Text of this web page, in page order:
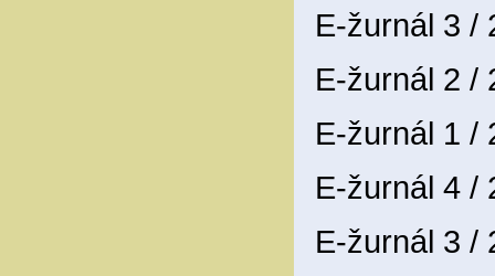
E-žurnál 3 /
E-žurnál 2 /
E-žurnál 1 /
E-žurnál 4 /
E-žurnál 3 /